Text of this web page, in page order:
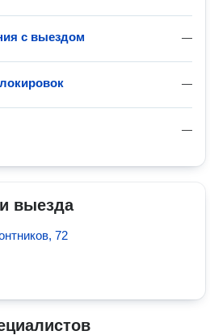
—
с выездом
—
—
выезда
72